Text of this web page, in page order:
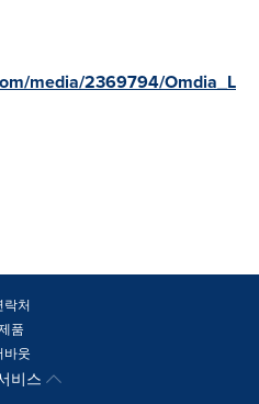
media/2369794/Omdia_L
락처
품
바웃
비스